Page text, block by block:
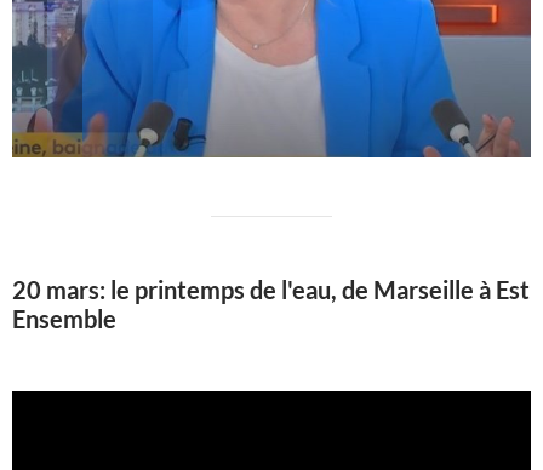
20 mars: le printemps de l'eau, de Marseille à Est
Ensemble